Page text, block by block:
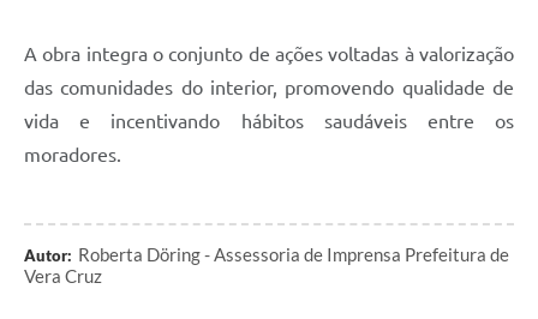
A obra integra o conjunto de ações voltadas à valorização
das comunidades do interior, promovendo qualidade de
vida e incentivando hábitos saudáveis entre os
moradores.
Autor: Roberta Döring - Assessoria de Imprensa Prefeitura de
Vera Cruz